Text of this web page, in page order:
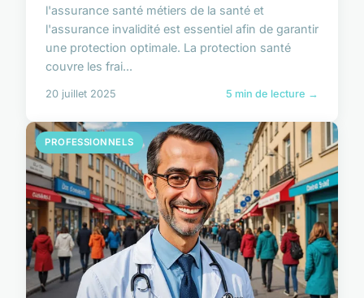
l'assurance santé métiers de la santé et
l'assurance invalidité est essentiel afin de garantir
une protection optimale. La protection santé
couvre les frai...
20 juillet 2025 5 min de lecture →
PROFESSIONNELS